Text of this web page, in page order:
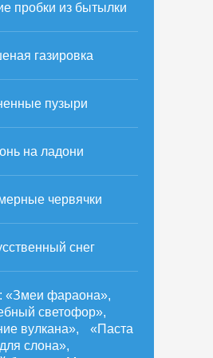
пробки из бытылки
газировка
пузыри
на ладони
червячки
снег
«Змеи фараона»,
светофор»,
вулкана», «Паста
для слона»,